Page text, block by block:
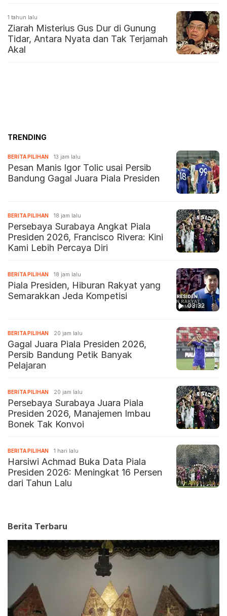
1 tahun lalu
Ziarah Misterius Gus Dur di Gunung
Tidar, Antara Nyata dan Tak Terjamah
Akal
TRENDING
BERITA PILIHAN 13 jam lalu
Pesan Manis Igor Tolic usai Persib
Bandung Gagal Juara Piala Presiden
BERITA PILIHAN 18 jam lalu
Persebaya Surabaya Angkat Piala
Presiden 2026, Francisco Rivera: Kini
Kami Lebih Percaya Diri
03:32
BERITA PILIHAN 18 jam lalu
Piala Presiden, Hiburan Rakyat yang
Semarakkan Jeda Kompetisi
BERITA PILIHAN 20 jam lalu
Gagal Juara Piala Presiden 2026,
Persib Bandung Petik Banyak
Pelajaran
BERITA PILIHAN 20 jam lalu
Persebaya Surabaya Juara Piala
Presiden 2026, Manajemen Imbau
Bonek Tak Konvoi
BERITA PILIHAN 1 hari lalu
Harsiwi Achmad Buka Data Piala
Presiden 2026: Meningkat 16 Persen
dari Tahun Lalu
Berita Terbaru